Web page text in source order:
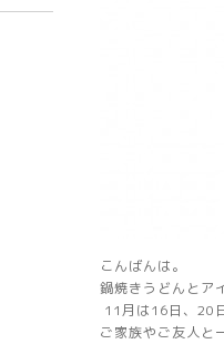
こんばんは。
鍋焼きうどんとア
11月は16日、20
ご家族やご友人と